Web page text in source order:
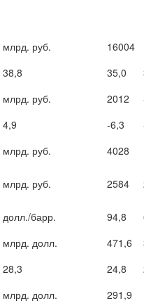
млрд. руб. 16004
38,8 35,0
млрд. руб. 2012
4,9 -6,3
млрд. руб. 4028
млрд. руб. 2584
долл./барр. 94,8
млрд. долл. 471,6
28,3 24,8
млрд. долл. 291,9